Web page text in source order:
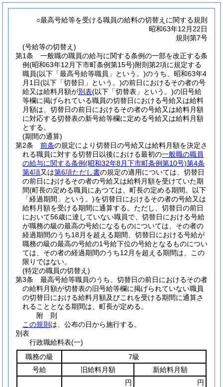
○最高号給等を受ける職員の給料の切替えに関する規則
昭和63年12月22日
規則第7号
(号給等の切替え)
第1条
一般職の職員の給与に関する条例の一部を改正する条
例(昭和63年12月下市町条例第15号)附則第2項に規定する
職員(以下「最高号給等職員」という。)のうち、昭和63年4
月1日(以下「切替日」という。)の前日におけるその者の号
給又は給料月額が別表(以下「切替表」という。)の旧号給
等欄に掲げられている職員の切替日における号給又は給料
月額は、切替日の前日におけるその者の号給又は給料月額
に対応する切替表の新号給等欄に定める号給又は給料月額
とする。
(期間の通算)
第2条
前条の規定により切替日の号給又は給料月額を決定さ
れる職員に対する切替日以後における最初の一般職の職員
の給与に関する条例(昭和32年8月下市町条例第10号)第4条
第4項又は第6項ただし書の規定の適用については、切替日
の前日におけるその者の号給又は給料月額を受けていた期
間(町長の定める職員にあつては、町長の定める期間。以下
「経過期間」という。)を切替日におけるその者の号給又は
給料月額を受ける期間に通算する。 ただし、切替日の前日
において56歳に達していない職員で、切替日における号給
が職務の級の最高の号給になるものについては、その者の
経過期間のうち18月を超える期間、切替日における号給が
職務の級の最高の号給の1号給下位の号給となるものについ
ては、その者の経過期間のうち12月を超える期間は、この
限りではない。
(特定の職員の切替え)
第3条
最高号給等職員のうち、切替日の前日におけるその者
の給料月額が切替表の旧号給等欄に掲げられていない職員
の切替日における給料月額及びこれを受ける期間に通算さ
れることとなる期間は、町長が定める。
附 則
この規則 は、公布の日から施行する。
別表
行政職給料表(一)
職務の級
7級
号給
旧給料月額
新給料月額
円
円